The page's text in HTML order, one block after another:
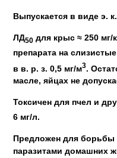
Выпускается в виде э. к.
ЛД50 для крыс ≈ 250 мг/
препарата на
в в. р. з. 0,5 мг/м3.
масле, яйцах не
Токсичен для пчел и
6 мг/л.
Предложен для
паразитами домашних